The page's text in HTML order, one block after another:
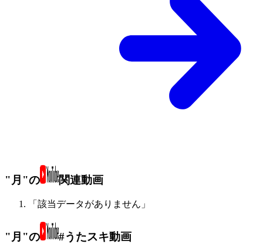
"月"の 関連動画
「該当データがありません」
"月"の #うたスキ動画